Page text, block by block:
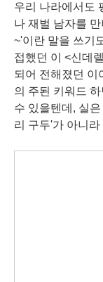
우리 나라에서도
나 재벌 남자를
~'이란 말을 쓰기
접했던 이 <신데
되어 전해졌던 이
의 주된 키워드
수 있을텐데, 실
리 구두'가 아니